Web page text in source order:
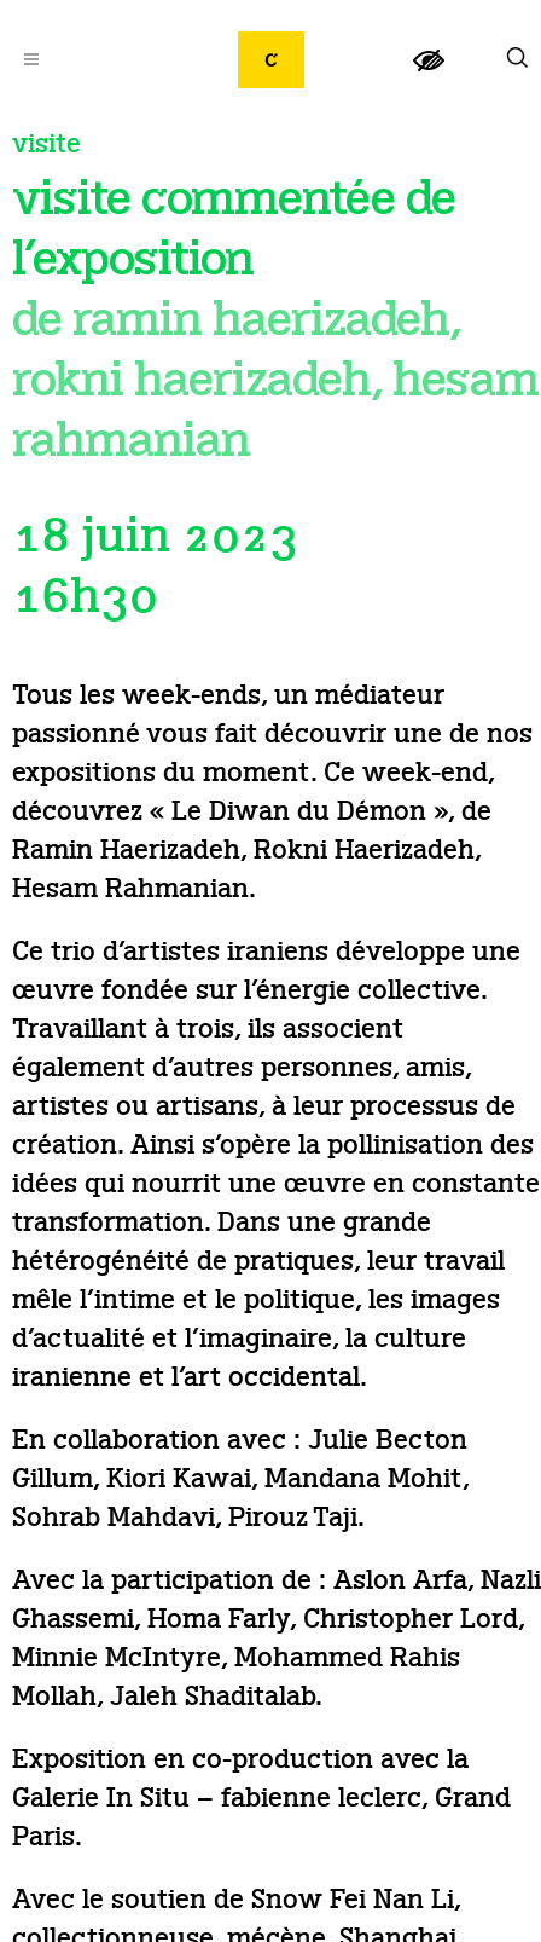
visite
visite commentée de
l’exposition
de ramin haerizadeh,
rokni haerizadeh, hesam
rahmanian
18 juin 2023
16h30
Tous les week-ends, un médiateur
passionné vous fait découvrir une de nos
expositions du moment. Ce week-end,
découvrez « Le Diwan du Démon », de
Ramin Haerizadeh, Rokni Haerizadeh,
Hesam Rahmanian.
Ce trio d’artistes iraniens développe une
œuvre fondée sur l’énergie collective.
Travaillant à trois, ils associent
également d’autres personnes, amis,
artistes ou artisans, à leur processus de
création. Ainsi s’opère la pollinisation des
idées qui nourrit une œuvre en constante
transformation. Dans une grande
hétérogénéité de pratiques, leur travail
mêle l’intime et le politique, les images
d’actualité et l’imaginaire, la culture
iranienne et l’art occidental.
En collaboration avec : Julie Becton
Gillum, Kiori Kawai, Mandana Mohit,
Sohrab Mahdavi, Pirouz Taji.
Avec la participation de : Aslon Arfa, Nazli
Ghassemi, Homa Farly, Christopher Lord,
Minnie McIntyre, Mohammed Rahis
Mollah, Jaleh Shaditalab.
Exposition en co-production avec la
Galerie In Situ – fabienne leclerc, Grand
Paris.
Avec le soutien de Snow Fei Nan Li,